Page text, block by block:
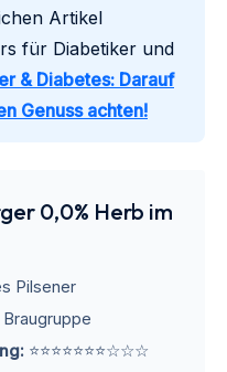
Artikel
für Diabetiker und
& Diabetes: Darauf
Genuss achten!
0,0% Herb im
Pilsener
⭐⭐⭐⭐⭐⭐⭐☆☆☆